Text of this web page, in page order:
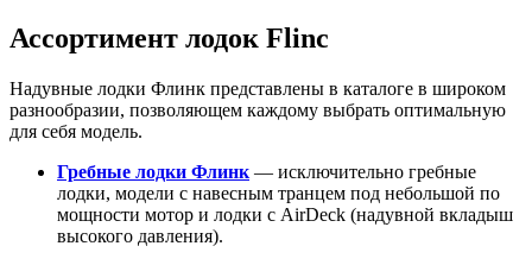
Ассортимент лодок Flinc
Надувные лодки Флинк представлены в каталоге в широком
разнообразии, позволяющем каждому выбрать оптимальную
для себя модель.
Гребные лодки Флинк — исключительно гребные
лодки, модели с навесным транцем под небольшой по
мощности мотор и лодки с AirDeck (надувной вкладыш
высокого давления).